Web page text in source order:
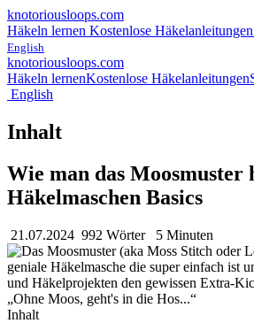
knotoriousloops.com
Häkeln lernen Kostenlose Häkelanleitungen
English
knotoriousloops.com
Häkeln lernenKostenlose Häkelanleitungen
English
Inhalt
Wie man das Moosmuster
Häkelmaschen Basics
21.07.2024 992 Wörter 5 Minuten
Ohne Moos, geht's in die Hos...
Inhalt